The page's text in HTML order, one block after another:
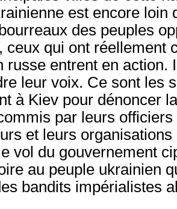
est encore loin
des peuples
ceux qui ont réellement
russe entrent en
leur voix. Ce sont les
à Kiev pour dénoncer
par leurs
et leurs
vol du gouvernement
au peuple ukrainien
bandits impérialistes